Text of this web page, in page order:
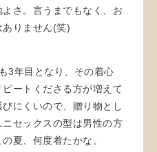
さ。言うまでもなく、お
ありません(笑)
3年目となり、その着心
ートくださる方が増えて
にくいので、贈り物とし
セックスの型は男性の方
夏、何度着たかな。